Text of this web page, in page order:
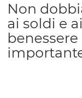
Non
ai soldi e